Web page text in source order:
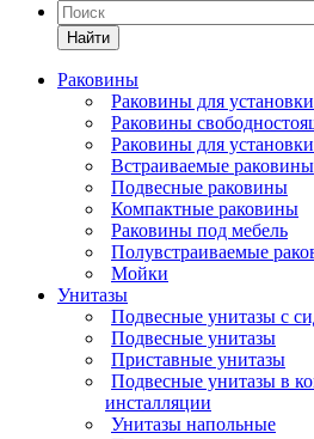
Найти
Раковины
Раковины для
Раковины
Раковины для
Встраиваемые раковины
Подвесные раковины
Компактные раковины
Раковины под мебель
Полувстраиваемые
Мойки
Унитазы
Подвесные унитазы с
Подвесные унитазы
Приставные унитазы
Подвесные унитазы в
инсталляции
Унитазы напольные